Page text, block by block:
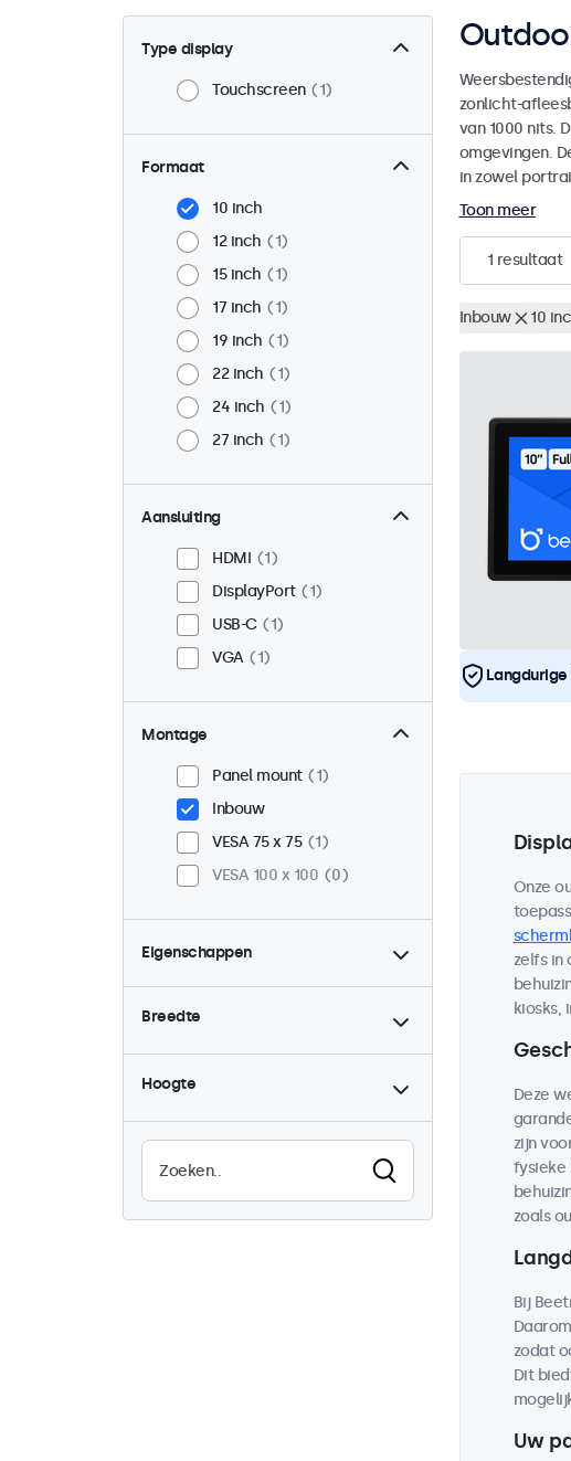
Type display
Touchscreen 1
Formaat
10 inch
12 inch
1
15 inch
1
17 inch
1
19 inch
1
22 inch
1
24 inch
1
27 inch
1
Aansluiting
HDMI
1
DisplayPort
1
USB-C
1
VGA
1
Montage
Panel mount
1
Inbouw
VESA 75 x 75
1
VESA 100 x 100
0
Eigenschappen
4:3 / 5:4
0
Dimbaar
1
Zonlicht afleesbaar
1
Continu gebruik (24/7)
1
Breedte
Hoogte
zonlicht-
van 1000 nits.
omgevingen.
in zowel
Toon meer
1 resultaat
Inbouw 10
Onze
zelfs in
kiosks,
Deze
zijn
fysieke
zoals
Bij
zodat
Dit
Uw